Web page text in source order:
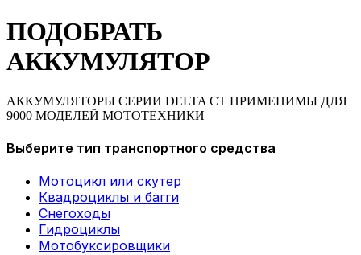
ПОДОБРАТЬ
АККУМУЛЯТОР
АККУМУЛЯТОРЫ СЕРИИ DELTA CT ПРИМЕНИМЫ ДЛЯ
9000 МОДЕЛЕЙ МОТОТЕХНИКИ
Выберите тип транспортного средства
Мотоцикл или скутер
Квадроциклы и багги
Снегоходы
Гидроциклы
Мотобуксировщики